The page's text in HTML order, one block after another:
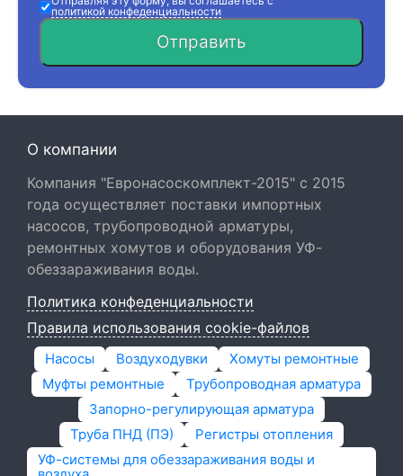
политикой конфеденциальности
Отправить
О компании
Компания "Евронасоскомплект-2015" с 2015
года осуществляет поставки импортных
насосов, трубопроводной арматуры,
ремонтных хомутов и оборудования УФ-
обеззараживания воды.
Политика конфеденциальности
Правила использования cookie-файлов
Насосы Воздуходувки
Хомуты ремонтные
Муфты ремонтные
Трубопроводная арматура
Запорно-регулирующая арматура
Труба ПНД (ПЭ)
Регистры отопления
УФ-системы для обеззараживания воды и